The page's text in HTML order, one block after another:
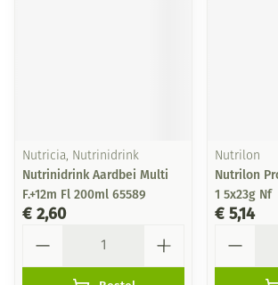
Nutricia, Nutrinidrink
Nutrinidrink Aardbei Multi
F.+12m Fl 200ml 65589
€ 2,60
Nutrilon
Nutrilon
1 5x23g Nf
€ 5,14